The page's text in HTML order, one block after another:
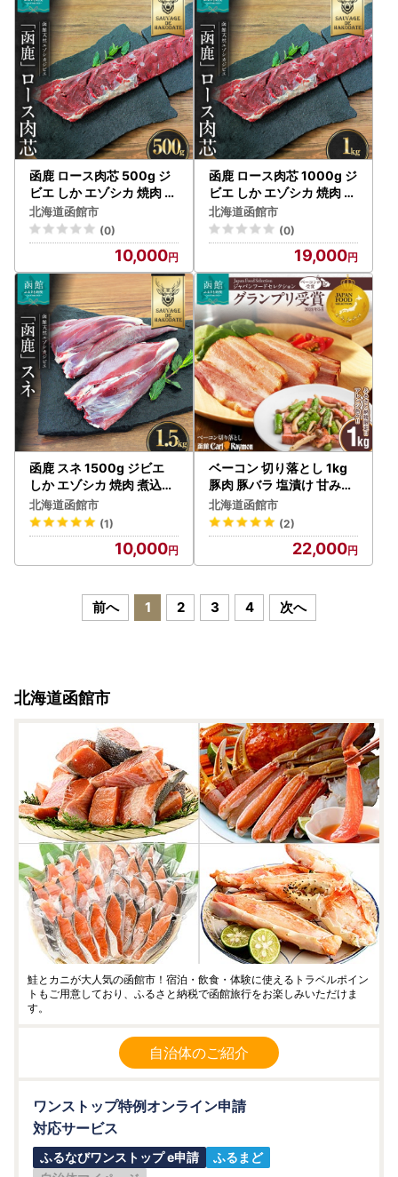
函鹿 ロース肉芯 500g ジ
ビエ しか エゾシカ 焼肉 煮
込み 北海道 函館市 ふるさ
と納税 お取り寄せ 送料無
料_HD150-029
北海道函館市
(0)
10,000
函鹿 ロース肉芯 1000g ジ
ビエ しか エゾシカ 焼肉 煮
込み 北海道 函館市 ふるさ
と納税 お取り寄せ 送料無
料_HD150-030
北海道函館市
(0)
19,000
函鹿 スネ 1500g ジビエ
しか エゾシカ 焼肉 煮込み
北海道 函館市 ふるさと納
税 お取り寄せ 送料無料_H
D150-020
北海道函館市
(1)
10,000
ベーコン 切り落とし 1kg
豚肉 豚バラ 塩漬け 甘みの
ある味わい 料理に使える
スモーク 燻製 便利 リッチ
な一品 冷凍 加工品 お取り
寄せグルメ 函館カール・
レイモン 北海道 函館市 送
北海道函館市
(2)
22,000
前へ 1 2 3 4 次へ
北海道函館市
鮭とカニが大人気の函館市！宿泊・飲食・体験に使えるトラベルポイン
トもご用意しており、ふるさと納税で函館旅行をお楽しみいただけま
す。
自治体のご紹介
ワンストップ特例オンライン申請
対応サービス
ふるなびワンストップ e申請
ふるまど